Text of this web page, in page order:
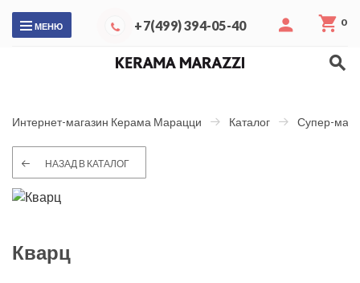
МЕНЮ +7(499) 394-05-40 0
Интернет-магазин Керама Марацци Каталог Супер-
НАЗАД В КАТАЛОГ
Кварц